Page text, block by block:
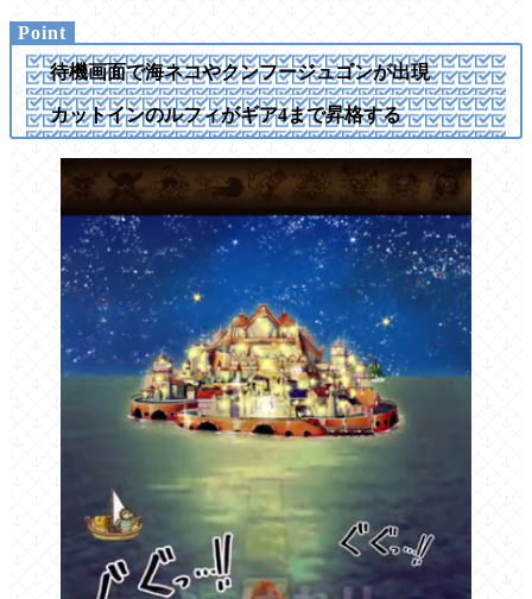
待機画面で海ネコやクンフージュゴンが出現
カットインのルフィがギア4まで昇格する